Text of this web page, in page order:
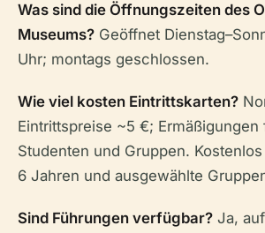
Was sind die Öffnungszeiten des
Museums? Geöffnet
Uhr; montags geschlossen.
Wie viel kosten Eintrittskarten?
Eintrittspreise ~5 €; Ermäßigungen
Studenten und Gruppen.
6 Jahren und ausgewählte
Sind Führungen verfügbar? Ja,